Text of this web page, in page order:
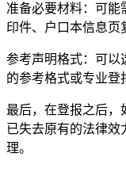
准备必要材料：可能
印件、户口本信息页
参考声明格式：可以
的参考格式或专业登
最后，在登报之后，
已失去原有的法律效
理。